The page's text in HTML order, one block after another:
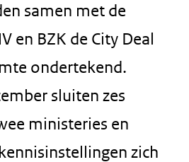
samen met de
en BZK de City Deal
ondertekend.
sluiten zes
ministeries en
zich